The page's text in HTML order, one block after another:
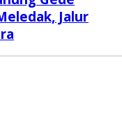
Jalur